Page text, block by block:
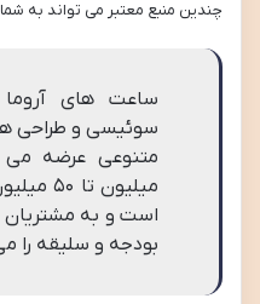
چندین منبع معتبر می تواند به
ساعت های آروما
سوئیسی و طراحی
میلیون
است و به مشتریان
بودجه و سلیقه را